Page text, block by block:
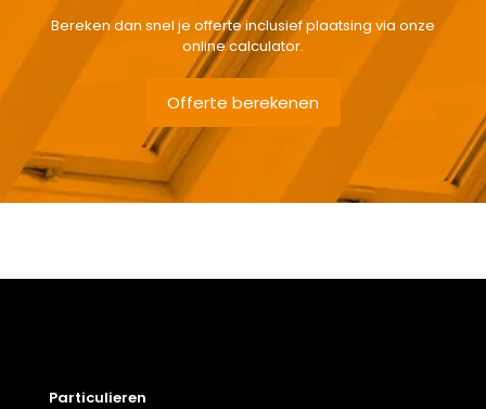
Bereken dan snel je offerte inclusief plaatsing via onze
online calculator.
Offerte berekenen
Particulieren